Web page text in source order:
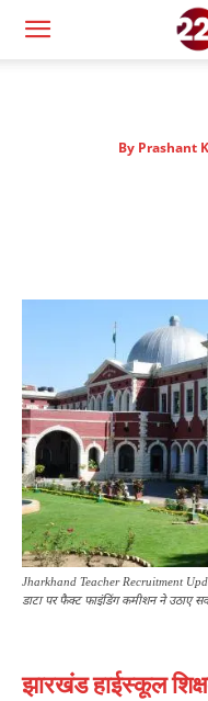
By Prashant
Jharkhand Teacher Recruitment
डाटा पर फैक्ट फाइंडिंग कमीशन ने उठाए
झारखंड हाईस्कूल